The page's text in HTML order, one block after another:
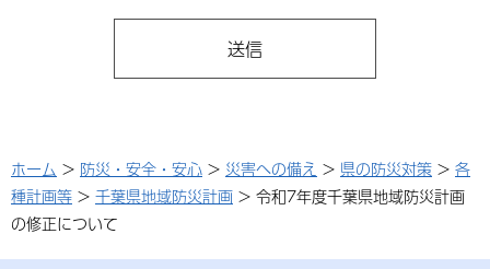
ホーム > 防災・安全・安心 > 災害への備え > 県の防災対策 > 各
種計画等 > 千葉県地域防災計画 > 令和7年度千葉県地域防災計画
の修正について